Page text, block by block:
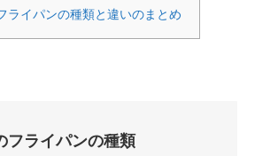
ライパンの種類と違いのまとめ
フライパンの種類